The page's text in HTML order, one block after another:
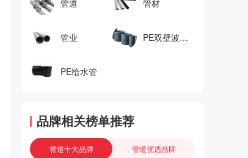
管道 管材
管业 PE双壁波纹管
PE给水管
品牌相关榜单推荐
管道十大品牌 管道优选品牌